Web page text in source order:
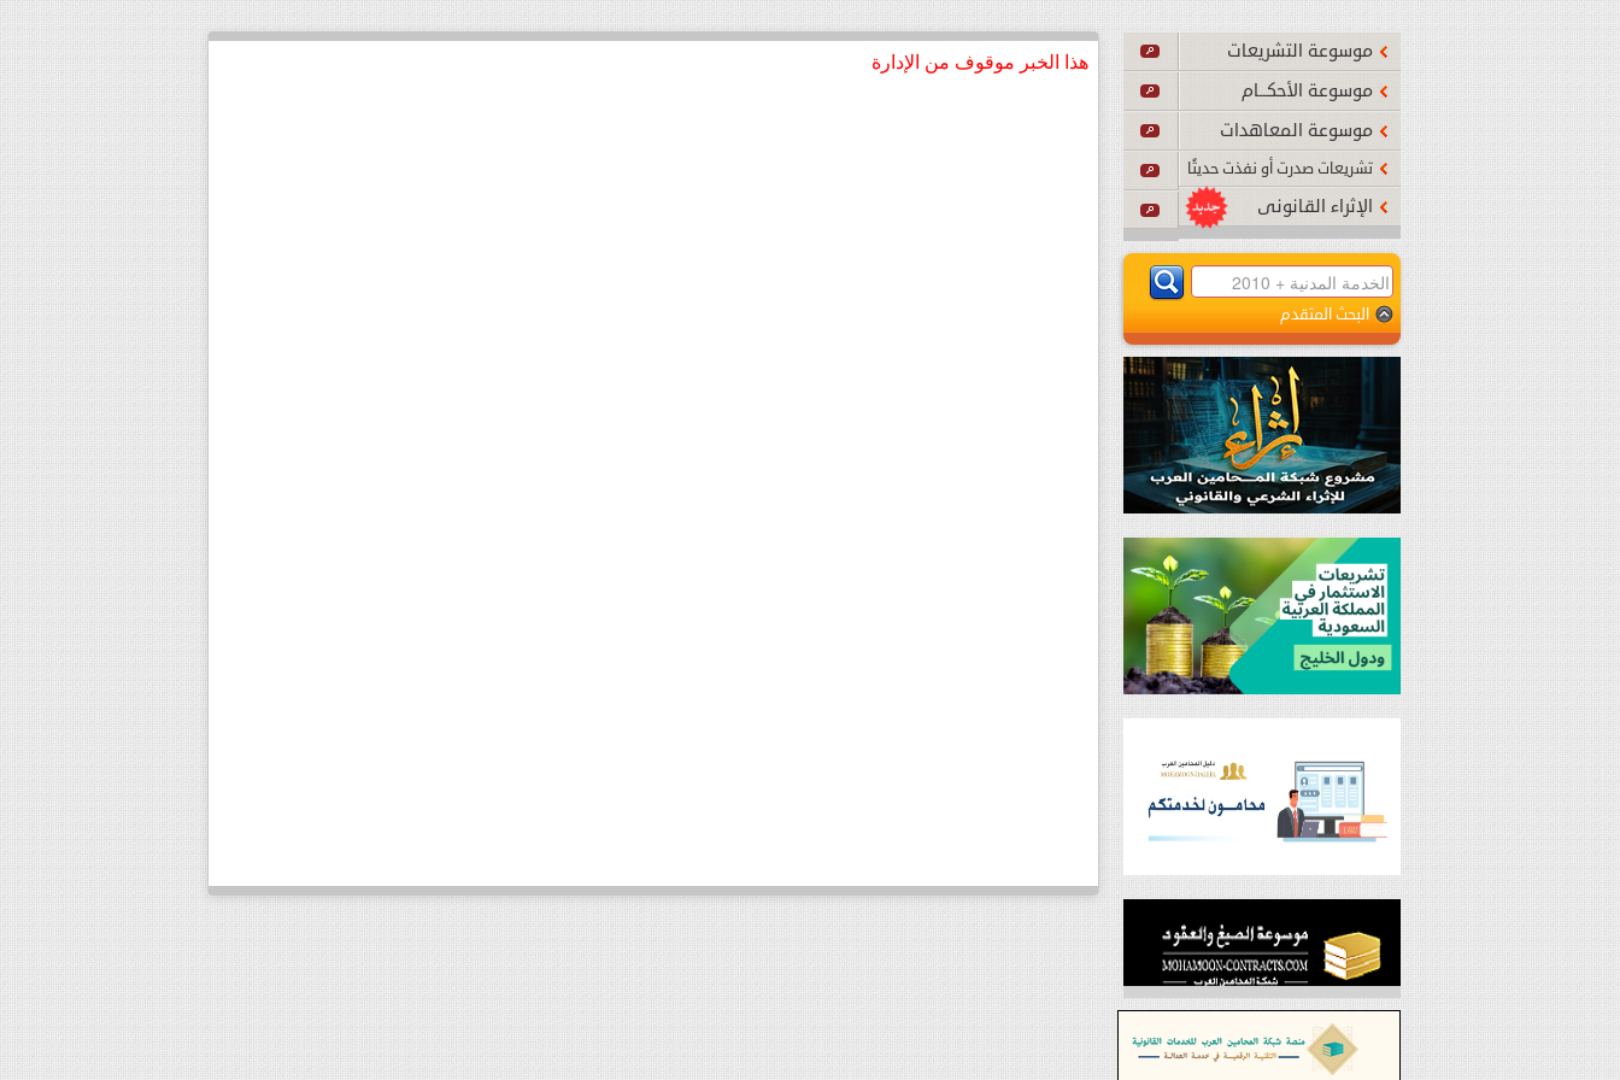
أصبح نافذًا بدءًا من يوم الجمعة 24 يوليو 2026م. ... اقرأ المزيد
موسوعة التشريعات
موسوعة الأحكــام
موسوعة المعاهدات
تشريعات صدرت أو نفذت حديثًا
الإثراء القانونى
البحث المتقدم
هذا الخبر موقوف من الإدارة